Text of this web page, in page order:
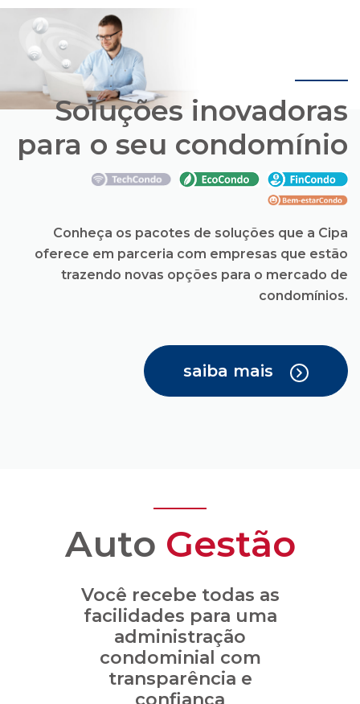
Soluções inovadoras
para o seu condomínio
Conheça os pacotes de soluções que a Cipa
oferece em parceria com empresas que estão
trazendo novas opções para o mercado de
condomínios.
saiba mais
Auto Gestão
Você recebe todas as
facilidades para uma
administração
condominial com
transparência e
confiança